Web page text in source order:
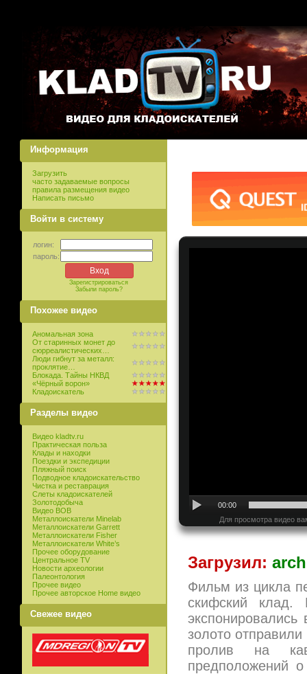
Информация
Загрузить
часто задаваемые вопросы
правила размещения видео
Написать письмо
Войти в систему
логин:
пароль:
Зарегистрироваться
Забыли пароль?
Похожее видео
Аномальная зона
От старинных монет до
сюрреалистических…
Люди гибнут за металл:
проклятие…
Блокада. Тайны НКВД
«Чёрный ворон»
Кладоискатель
Разделы видео
Видео kladtv.ru
Практическая польза
Клады и находки
Поездки и экспедиции
Пляжный поиск
Подводное кладоискательство
Чистка и реставрация
Слеты кладоискателей
Золотодобыча
Видео ВОВ
Металлоискатели Minelab
Металлоискатели Garrett
Металлоискатели Fisher
Металлоискатели White’s
Прочее оборудование
Центральное TV
Новости археологии
Палеонтология
Прочее видео
Прочее авторское Home видео
Свежее видео
00:00
Для просмотра видео
Загрузил:
Фильм из цикла
скифский клад.
золото
пролив на
предположений